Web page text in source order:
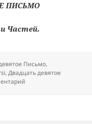
ПИСЬМО
Частей.
Письмо,
,Двадцать девятое